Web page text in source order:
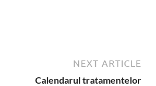
NEXT ARTICLE
Calendarul tratamentelor